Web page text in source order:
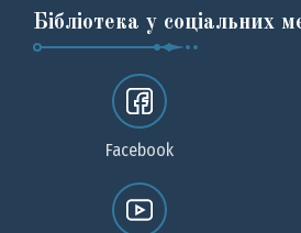
Бібліотека у соціальних
Facebook